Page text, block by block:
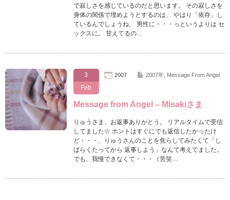
で寂しさを感じているのだと思います。 その寂しさを
身体の関係で埋めようとするのは、 やはり「依存」し
ているんでしょうね、 男性に・・・っというよりは セ
ックスに。 甘えてるの…
3
Feb
2007 2007年, Message From Angel
Message from Angel – Misakiさま
りゅうさま、お返事ありがとう。 リアルタイムで受信
してました☆ ホントはすぐにでも返信したかったけ
ど・・・、りゅうさんのことを焦らしてみたくて「し
ばらくたってから 返事しよう」なんて考えてました。
でも、我慢できなくて・・・（苦笑…